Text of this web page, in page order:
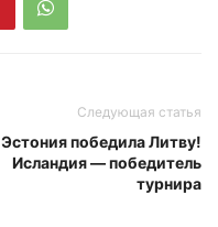
Следующая статья
Эстония победила Литву!
Исландия — победитель
турнира